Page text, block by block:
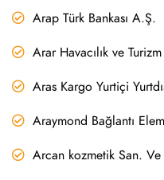
Arap Türk Bankası A.Ş.
Arar Havacılık ve
Aras Kargo Yurtiçi
Araymond Bağlantı
Arcan kozmetik San.